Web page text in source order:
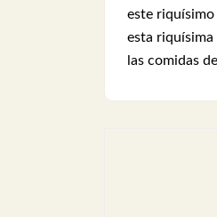
este riquísimo
esta riquísima
las comidas